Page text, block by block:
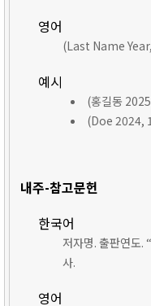
영어
(Last Name
예시
(홍길동
(Doe 2024,
내주-참고문헌
한국어
저자명. 출판연도.
사.
영어